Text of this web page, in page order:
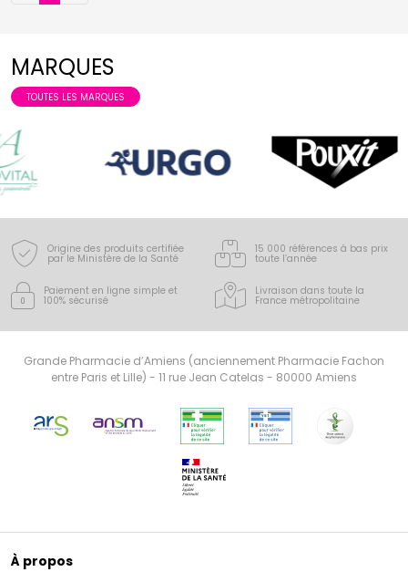
MARQUES
TOUTES LES MARQUES
Origine des produits certifiée
par le Ministère de la Santé
15 000 références à bas prix
toute l’année
Paiement en ligne simple et
100% sécurisé
Livraison dans toute la
France métropolitaine
Grande Pharmacie d’Amiens (anciennement Pharmacie Fachon
entre Paris et Lille) - 11 rue Jean Catelas - 80000 Amiens
À propos